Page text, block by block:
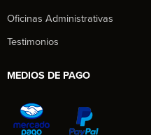
Oficinas Administrativas
Testimonios
MEDIOS DE PAGO